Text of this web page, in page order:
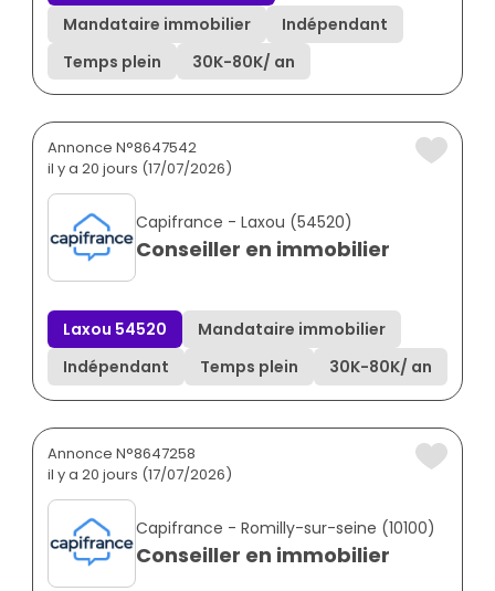
Mandataire immobilier
Indépendant
Temps plein
30K-80K/ an
Annonce N°8647542
il y a 20 jours (17/07/2026)
Capifrance - Laxou (54520)
Conseiller en immobilier
Laxou 54520
Mandataire immobilier
Indépendant
Temps plein 30K-80K/ an
Annonce N°8647258
il y a 20 jours (17/07/2026)
Capifrance - Romilly-sur-seine (10100)
Conseiller en immobilier